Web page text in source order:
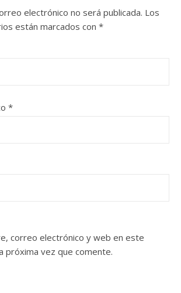
electrónico no será publicada. Los
están marcados con *
*
correo electrónico y web en este
próxima vez que comente.